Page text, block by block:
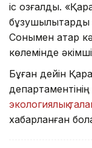
іс қозғалды.
бұзушылықтарды
Сонымен қатар
көлемінде
Бұған дейін
экологиялық
хабарланған